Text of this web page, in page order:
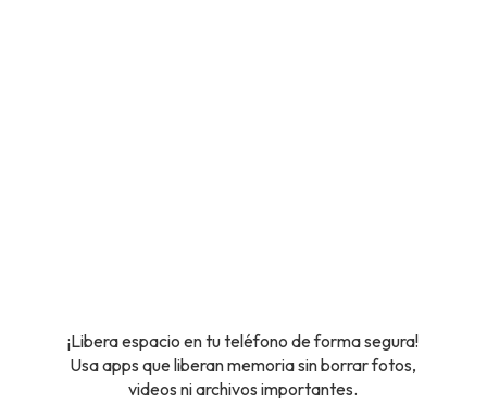
¡Libera espacio en tu teléfono de forma segura!
Usa apps que liberan memoria sin borrar fotos,
videos ni archivos importantes.